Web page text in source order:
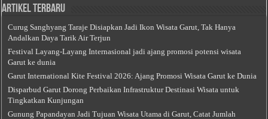
Artikel Terbaru
Curug Sanghyang Taraje Disiapkan Jadi Ikon Wisata Garut, Tak Hanya
Andalkan Daya Tarik Air Terjun
Festival Layang-Layang Internasional jadi ajang promosi potensi wisata
Garut ke dunia
Garut International Kite Festival 2026: Ajang Promosi Wisata Garut ke Dunia
Disparbud Garut Dorong Perbaikan Infrastruktur Destinasi Wisata untuk
Tingkatkan Kunjungan
Gunung Papandayan Jadi Tujuan Wisata Utama di Garut, Catat Jumlah